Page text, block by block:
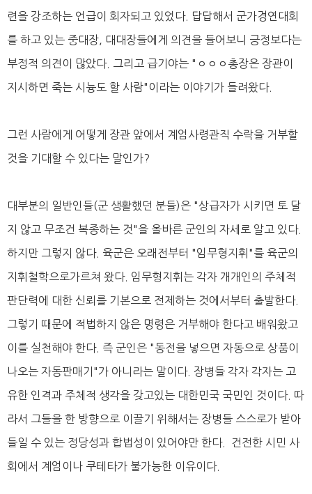
련을 강조하는 언급이 회자되고 있었다. 답답해서 군가경연대회
를 하고 있는 중대장, 대대장들에게 의견을 들어보니 긍정보다는
부정적 의견이 많았다. 그리고 급기야는 "ㅇㅇㅇ총장은 장관이
지시하면 죽는 시늉도 할 사람"이라는 이야기가 들려왔다.
그런 사람에게 어떻게 장관 앞에서 계엄사령관직 수락을 거부할
것을 기대할 수 있다는 말인가?
대부분의 일반인들(군 생활했던 분들)은 "상급자가 시키면 토 달
지 않고 무조건 복종하는 것"을 올바른 군인의 자세로 알고 있다.
하지만 그렇지 않다. 육군은 오래전부터 "임무형지휘"를 육군의
지휘철학으로가르쳐 왔다. 임무형지휘는 각자 개개인의 주체적
판단력에 대한 신뢰를 기본으로 전제하는 것에서부터 출발한다.
그렇기 때문에 적법하지 않은 명령은 거부해야 한다고 배워왔고
이를 실천해야 한다. 즉 군인은 "동전을 넣으면 자동으로 상품이
나오는 자동판매기"가 아니라는 말이다. 장병들 각자 각자는 고
유한 인격과 주체적 생각을 갖고있는 대한민국 국민인 것이다. 따
라서 그들을 한 방향으로 이끌기 위해서는 장병들 스스로가 받아
들일 수 있는 정당성과 합법성이 있어야만 한다. 건전한 시민 사
회에서 계엄이나 쿠테타가 불가능한 이유이다.